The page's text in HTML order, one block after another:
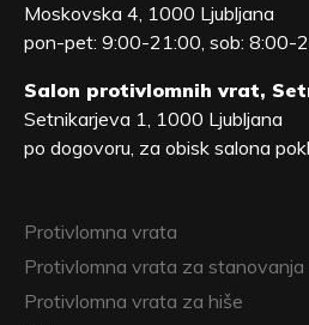
Moskovska 4, 1000 Ljubljana
pon-pet: 9:00-21:00, sob: 8:00-
Salon protivlomnih vrat,
Setnikarjeva 1, 1000 Ljubljana
po dogovoru, za obisk salona
Protivlomna vrata
Protivlomna vrata za stanovanja
Protivlomna vrata za hiše